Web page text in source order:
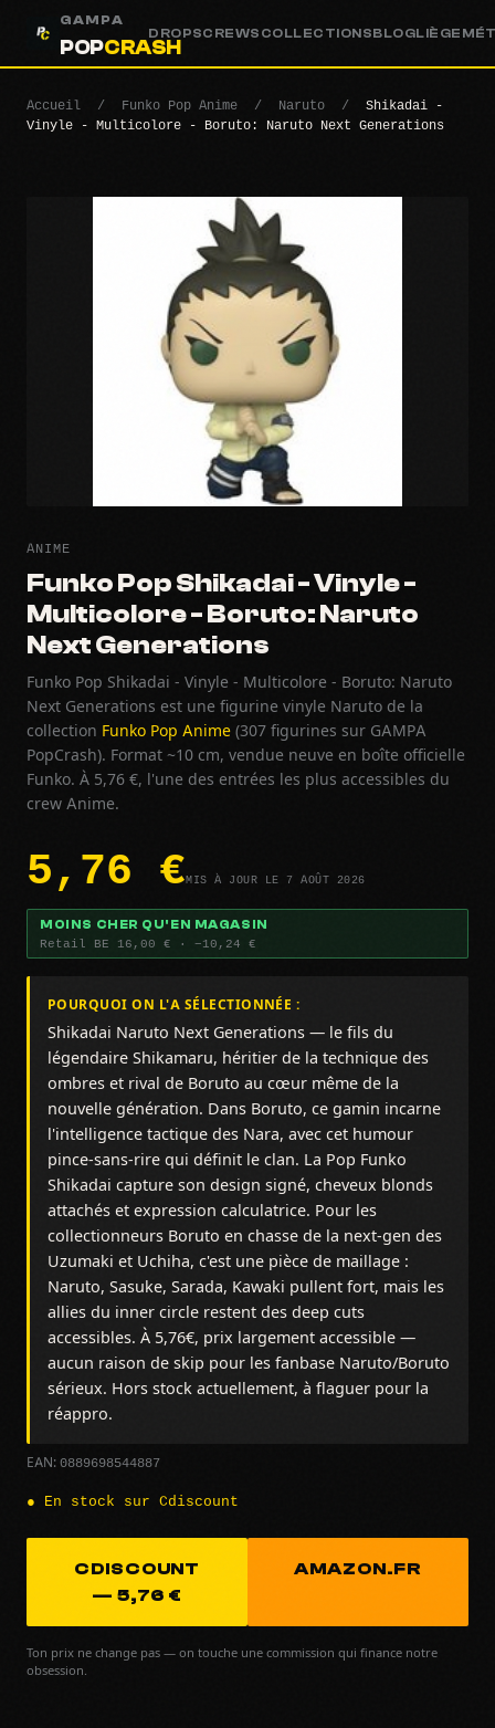
GAMPA
POPCRASH
DROPSCREWS COLLECTIONSBLOGLIÈGE
Accueil / Funko Pop Anime / Naruto /
Shikadai -
Vinyle - Multicolore - Boruto: Naruto Next Generations
ANIME
Funko Pop Shikadai - Vinyle -
Multicolore - Boruto: Naruto
Next Generations
Funko Pop Shikadai - Vinyle - Multicolore - Boruto: Naruto
Next Generations est une figurine vinyle Naruto de la
collection Funko Pop Anime (307 figurines sur GAMPA
PopCrash). Format ~10 cm, vendue neuve en boîte officielle
Funko. À 5,76 €, l'une des entrées les plus accessibles du
crew Anime.
5,76 €MIS À JOUR LE 7 AOÛT 2026
MOINS CHER QU'EN MAGASIN
Retail BE 16,00 € · −10,24 €
POURQUOI ON L'A SÉLECTIONNÉE :
Shikadai Naruto Next Generations — le fils du
légendaire Shikamaru, héritier de la technique des
ombres et rival de Boruto au cœur même de la
nouvelle génération. Dans Boruto, ce gamin incarne
l'intelligence tactique des Nara, avec cet humour
pince-sans-rire qui définit le clan. La Pop Funko
Shikadai capture son design signé, cheveux blonds
attachés et expression calculatrice. Pour les
collectionneurs Boruto en chasse de la next-gen des
Uzumaki et Uchiha, c'est une pièce de maillage :
Naruto, Sasuke, Sarada, Kawaki pullent fort, mais les
allies du inner circle restent des deep cuts
accessibles. À 5,76€, prix largement accessible —
aucun raison de skip pour les fanbase Naruto/Boruto
sérieux. Hors stock actuellement, à flaguer pour la
réappro.
EAN: 0889698544887
● En stock sur Cdiscount
CDISCOUNT
— 5,76 €
AMAZON.FR
Ton prix ne change pas — on touche une commission qui finance notre
obsession.